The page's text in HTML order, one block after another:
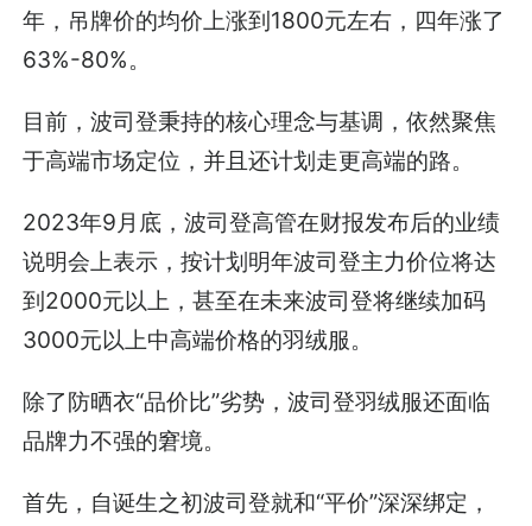
年，吊牌价的均价上涨到1800元左右，四年涨了
63%-80%。
目前，波司登秉持的核心理念与基调，依然聚焦
于高端市场定位，并且还计划走更高端的路。
2023年9月底，波司登高管在财报发布后的业绩
说明会上表示，按计划明年波司登主力价位将达
到2000元以上，甚至在未来波司登将继续加码
3000元以上中高端价格的羽绒服。
除了防晒衣“品价比”劣势，波司登羽绒服还面临
品牌力不强的窘境。
首先，自诞生之初波司登就和“平价”深深绑定，